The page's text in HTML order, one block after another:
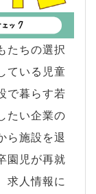
たちの選択
ている児童
で暮らす若
たい企業の
ら施設を退
園児が再就
求人情報に